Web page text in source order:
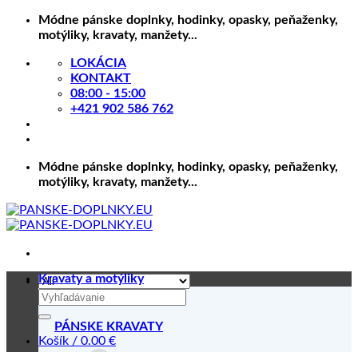
Skip
Módne pánske doplnky, hodinky, opasky, peňaženky,
motýliky, kravaty, manžety...
LOKÁCIA
KONTAKT
08:00 - 15:00
+421 902 586 762
Módne pánske doplnky, hodinky, opasky, peňaženky,
motýliky, kravaty, manžety...
Hľadať:
Košík / 0.00 €
Kravaty a motýliky
PÁNSKE KRAVATY